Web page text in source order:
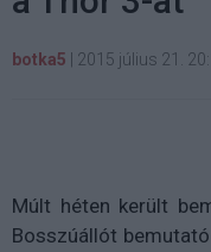
botka5 2015 július 21.
Múlt héten került
Bosszúállót